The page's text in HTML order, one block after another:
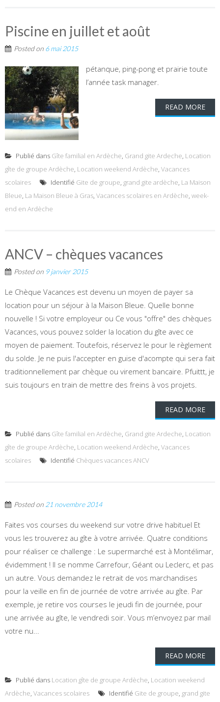
Piscine en juillet et août
Posted on 6 mai 2015
pétanque, ping-pong et prairie toute
l’année task manager.
READ MORE
Publié dans Gîte familial en Ardèche, Grand gite Ardeche, Location
gîte de groupe Ardèche, Location weekend Ardèche, Vacances
scolaires
Identifié Gite de groupe, grand gite ardèche, La Maison
Bleue, La Maison Bleue à Gras, Vacances scolaires en Ardèche, week-
end en Ardèche
ANCV – chèques vacances
Posted on 9 janvier 2015
Le Chèque Vacances est devenu un moyen de payer sa
location pour un séjour à la Maison Bleue. Quelle bonne
nouvelle ! Si votre employeur ou Ce vous "offre" des chèques
Vacances, vous pouvez solder la location du gîte avec ce
moyen de paiement. Toutefois, réservez le pour le règlement
du solde. Je ne puis l'accepter en guise d'acompte qui sera fait
traditionnellement par chèque ou virement bancaire. Pfuittt, je
suis toujours en train de mettre des freins à vos projets.
READ MORE
Publié dans Gîte familial en Ardèche, Grand gite Ardeche, Location
gîte de groupe Ardèche, Location weekend Ardèche, Vacances
scolaires
Identifié Chèques vacances ANCV
Posted on 21 novembre 2014
Faites vos courses du weekend sur votre drive habituel Et
vous les trouverez au gîte à votre arrivée. Quatre conditions
pour réaliser ce challenge : Le supermarché est à Montélimar,
évidemment ! Il se nomme Carrefour, Géant ou Leclerc, et pas
un autre. Vous demandez le retrait de vos marchandises
pour la veille en fin de journée de votre arrivée au gîte. Par
exemple, je retire vos courses le jeudi fin de journée, pour
une arrivée au gîte, le vendredi soir. Vous m’envoyez par mail
votre nu...
READ MORE
Publié dans Location gîte de groupe Ardèche, Location weekend
Ardèche, Vacances scolaires Identifié Gite de groupe, grand gite